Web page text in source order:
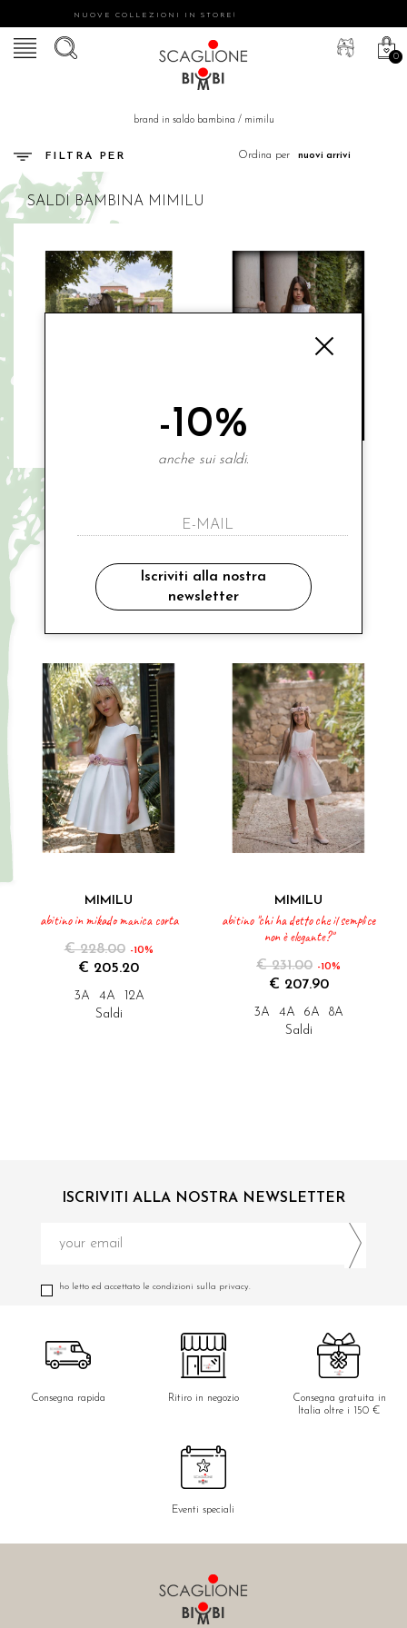
NUOVE COLLEZIONI IN STORE!
0
brand in saldo bambina / mimilu
FILTRA PER Ordina per
SALDIBAMBINA MIMILU
€ 357.00 -10%
10A
Saldi
€ 443.00 -10%
Saldi
MIMILU
abitino in mikado manica corta
€ 228.00 -10%
€ 205.20
3A 4A
12A
Saldi
MIMILU
abitino "chi ha detto che il semplice
non è elegante?"
€ 231.00 -10%
€ 207.90
3A 4A 6A
8A
Saldi
ISCRIVITI ALLA NOSTRA NEWSLETTER
ho letto ed accettato le condizioni sulla privacy.
Consegna rapida Ritiro in negozio
Consegna gratuita in
Italia oltre i 150 €
Eventi speciali
-10%
anche sui saldi.
Iscriviti alla nostra
newsletter